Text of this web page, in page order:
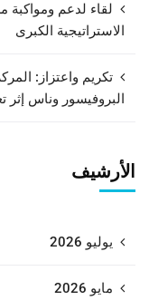
لقاء لدعم
الاستراتيجية الكبرى
تكريم واعتزاز:
البروفيسور وناس إثر
الأرشيف
يوليو 2026
مايو 2026